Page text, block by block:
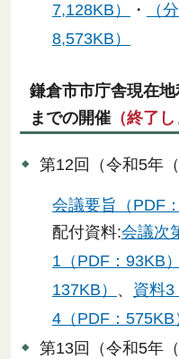
7,128KB）
・
（
8,573KB）
鎌倉市市庁舎現在地
までの開催 （終了
第12回（令和5年
会議要旨（PDF
配付資料:会議次
1（PDF：93KB）
137KB） 、 資料3
4（PDF：575KB
第13回（令和5年